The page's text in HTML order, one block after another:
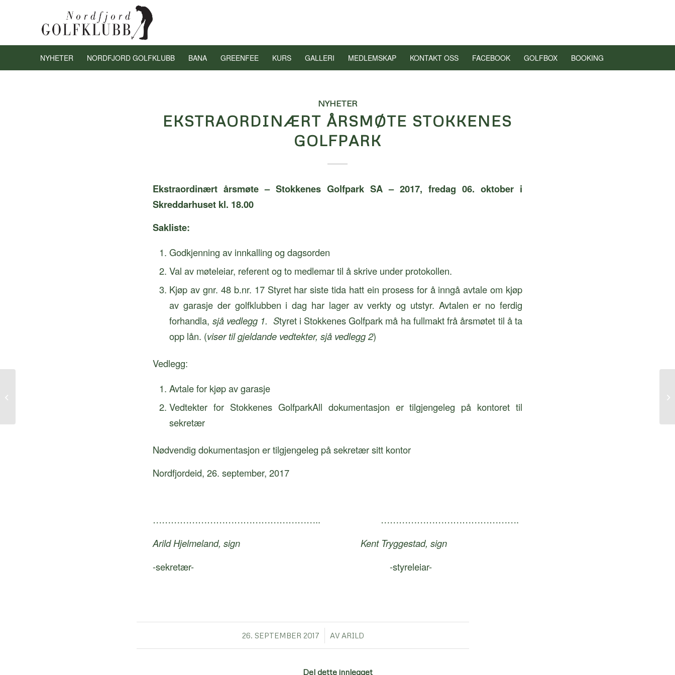
NYHETER NORDFJORD GOLFKLUBB BANA GREENFEE KURS GALLERI MEDLEMSKAP KONTAKT OSS FACEBOOK GOLFBOX BOOKING
NYHETER
EKSTRAORDINÆRT ÅRSMØTE STOKKENES
GOLFPARK
Ekstraordinært årsmøte – Stokkenes Golfpark SA – 2017, fredag 06. oktober i
Skreddarhuset kl. 18.00
Sakliste:
Godkjenning av innkalling og dagsorden
Val av møteleiar, referent og to medlemar til å skrive under protokollen.
Kjøp av gnr. 48 b.nr. 17 Styret har siste tida hatt ein prosess for å inngå avtale om kjøp
av garasje der golfklubben i dag har lager av verkty og utstyr. Avtalen er no ferdig
forhandla, sjå vedlegg 1. Styret i Stokkenes Golfpark må ha fullmakt frå årsmøtet til å ta
opp lån. (viser til gjeldande vedtekter, sjå vedlegg 2)
Vedlegg:
Avtale for kjøp av garasje
Vedtekter for Stokkenes GolfparkAll dokumentasjon er tilgjengeleg på kontoret til
sekretær
Nødvendig dokumentasjon er tilgjengeleg på sekretær sitt kontor
Nordfjordeid, 26. september, 2017
……………………………………………….. ……………………………………….
Arild Hjelmeland, sign
Kent Tryggestad, sign
-sekretær- -styreleiar-
26. SEPTEMBER 2017
/ AV ARILD
Del dette innlegget